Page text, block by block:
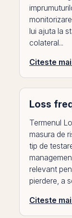
lui ajuta la
colateral...
Citeste
Loss
Termenul
masura de
tip de
relevant
pierdere, a
Citeste